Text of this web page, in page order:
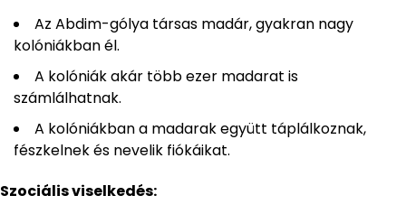
Az Abdim-gólya társas madár, gyakran nagy
kolóniákban él.
A kolóniák akár több ezer madarat is
számlálhatnak.
A kolóniákban a madarak együtt táplálkoznak,
fészkelnek és nevelik fiókáikat.
Szociális viselkedés: